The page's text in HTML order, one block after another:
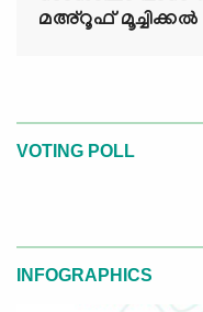
മഅ്റൂഫ് മൂച്ചിക്കല്‍
VOTING POLL
INFOGRAPHICS